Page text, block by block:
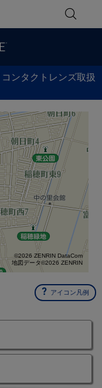
コンタクトレンズ取扱
©2026 ZENRIN DataCom
地図データ©2026 ZENRIN
アイコン凡例